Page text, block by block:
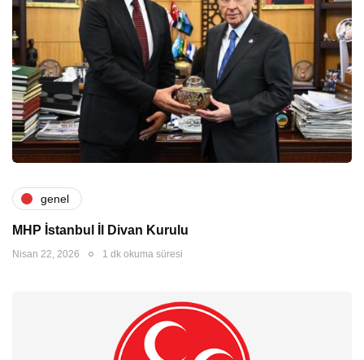
genel
MHP İstanbul İl Divan Kurulu
Nisan 22, 2026 1 dk okuma süresi